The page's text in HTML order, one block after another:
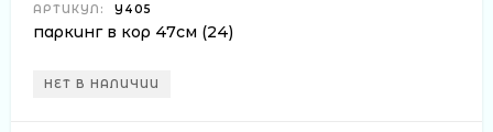
АРТИКУЛ: Y405
паркинг в кор 47см (24)
НЕТ В НАЛИЧИИ